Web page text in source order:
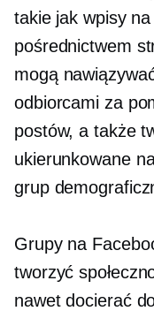
takie jak wpisy
pośrednictwem
mogą
odbiorcami za
postów, a także
ukierunkowane
grup
Grupy na
tworzyć
nawet docierać